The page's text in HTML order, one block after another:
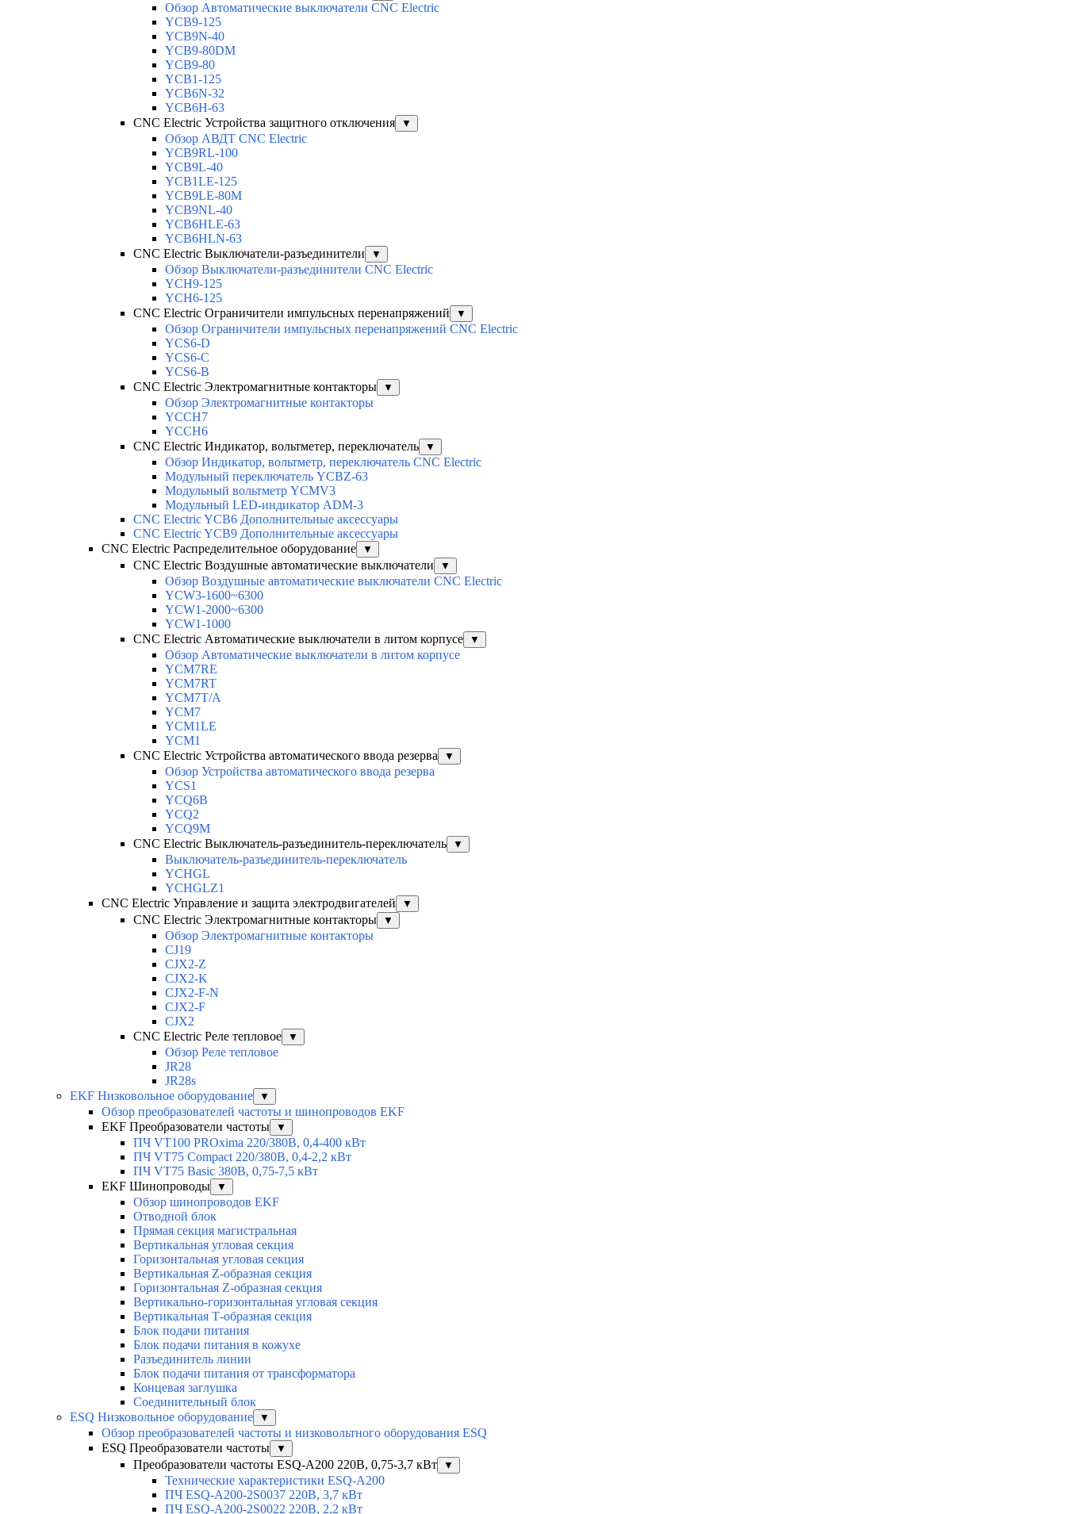
Обзор Автоматические выключатели CNC Electric
YCB9-125
YCB9N-40
YCB9-80DM
YCB9-80
YCB1-125
YCB6N-32
YCB6H-63
CNC Electric Устройства защитного отключения
▼
Обзор АВДТ CNC Electric
YCB9RL-100
YCB9L-40
YCB1LE-125
YCB9LE-80M
YCB9NL-40
YCB6HLE-63
YCB6HLN-63
CNC Electric Выключатели-разъединители
▼
Обзор Выключатели-разъединители CNC Electric
YCH9-125
YCH6-125
CNC Electric Ограничители импульсных перенапряжений
▼
Обзор Ограничители импульсных перенапряжений CNC Electric
YCS6-D
YCS6-C
YCS6-B
CNC Electric Электромагнитные контакторы
▼
Обзор Электромагнитные контакторы
YCCH7
YCCH6
CNC Electric Индикатор, вольтметер, переключатель
▼
Обзор Индикатор, вольтметр, переключатель CNC Electric
Модульный переключатель YCBZ-63
Модульный вольтметр YCMV3
Модульный LED-индикатор ADM-3
CNC Electric YCB6 Дополнительные аксессуары
CNC Electric YCB9 Дополнительные аксессуары
CNC Electric Распределительное оборудование
▼
CNC Electric Воздушные автоматические выключатели ▼
Обзор Воздушные автоматические выключатели CNC Electric
YCW3-1600~6300
YCW1-2000~6300
YCW1-1000
CNC Electric Автоматические выключатели в литом корпусе
▼
Обзор Автоматические выключатели в литом корпусе
YCM7RE
YCM7RT
YCM7T/A
YCM7
YCM1LE
YCM1
CNC Electric Устройства автоматического ввода резерва
▼
Обзор Устройства автоматического ввода резерва
YCS1
YCQ6B
YCQ2
YCQ9M
CNC Electric Выключатель-разъединитель-переключатель
▼
Выключатель-разъединитель-переключатель
YCHGL
YCHGLZ1
CNC Electric Управление и защита электродвигателей
▼
CNC Electric Электромагнитные контакторы ▼
Обзор Электромагнитные контакторы
CJ19
CJX2-Z
CJX2-K
CJX2-F-N
CJX2-F
CJX2
CNC Electric Реле тепловое
▼
Обзор Реле тепловое
JR28
JR28s
EKF Низковольное оборудование
▼
Обзор преобразователей частоты и шинопроводов EKF
EKF Преобразователи частоты
▼
ПЧ VT100 PROxima 220/380В, 0,4-400 кВт
ПЧ VT75 Compact 220/380В, 0,4-2,2 кВт
ПЧ VT75 Basic 380В, 0,75-7,5 кВт
EKF Шинопроводы
▼
Обзор шинопроводов EKF
Отводной блок
Прямая секция магистральная
Вертикальная угловая секция
Горизонтальная угловая секция
Вертикальная Z-образная секция
Горизонтальная Z-образная секция
Вертикально-горизонтальная угловая секция
Вертикальная Т-образная секция
Блок подачи питания
Блок подачи питания в кожухе
Разъединитель линии
Блок подачи питания от трансформатора
Концевая заглушка
Соединительный блок
ESQ Низковольное оборудование
▼
Обзор преобразователей частоты и низковольтного оборудования ESQ
ESQ Преобразователи частоты
▼
Преобразователи частоты ESQ-A200 220В, 0,75-3,7 кВт ▼
Технические характеристики ESQ-A200
ПЧ ESQ-A200-2S0037 220В, 3,7 кВт
ПЧ ESQ-A200-2S0022 220В, 2,2 кВт